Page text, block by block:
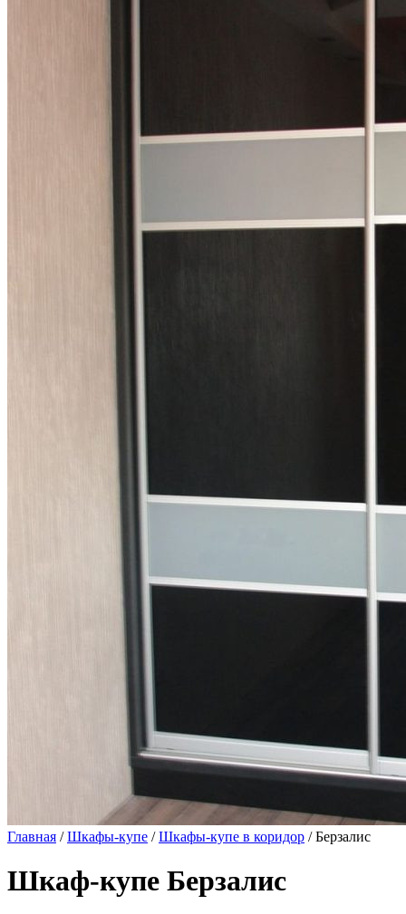
Главная /Шкафы-купе /Шкафы-купе в коридор / Берзалис
Шкаф-купе Берзалис